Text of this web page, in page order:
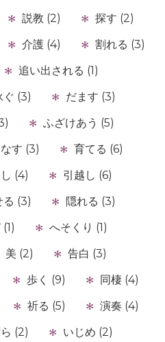
説教 (2)
探す (2)
介護 (4)
割れる (3)
追い出される (1)
ぐ (3)
だます (3)
ふざけあう (5)
す (3)
育てる (6)
(4)
引越し (6)
る (3)
隠れる (3)
へそくり (1)
美 (2)
告白 (3)
歩く (9)
同棲 (4)
祈る (5)
演奏 (4)
(2) いじめ (2)